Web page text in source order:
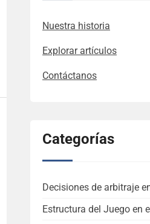
Nuestra historia
Explorar artículos
Contáctanos
Categorías
Decisiones de arbitraje
Estructura del Juego en